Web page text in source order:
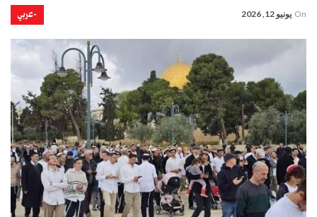
-عربي On يونيو 12, 2026